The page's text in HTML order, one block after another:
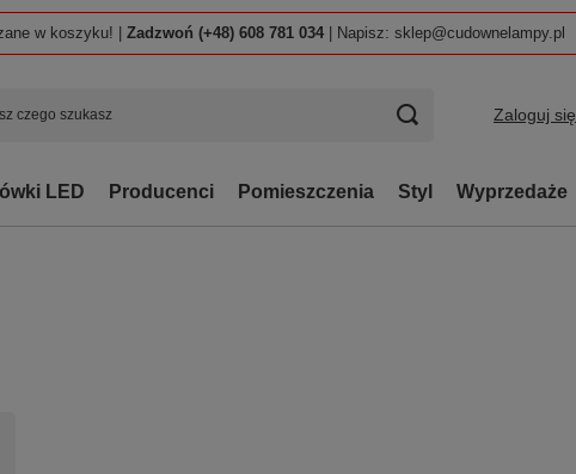
w koszyku! | Zadzwoń (+48) 608 781 034 | Napisz: sklep@cudownelampy.pl
Zaloguj się
LED Producenci Pomieszczenia Styl Wyprzedaże